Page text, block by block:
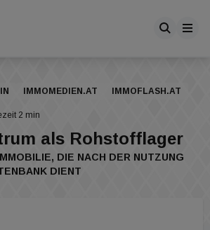
IMMOMEDIEN.AT IMMOFLASH.AT
2 min
als Rohstofflager
DIE NACH DER NUTZUNG
DIENT